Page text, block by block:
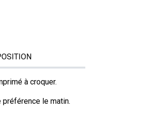
à croquer.
préférence le matin.